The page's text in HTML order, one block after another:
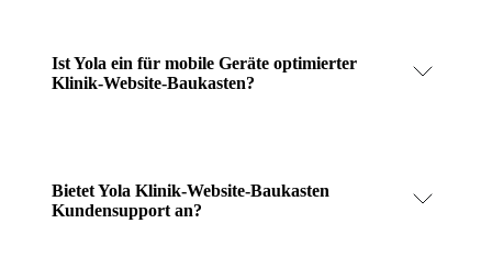
Ist Yola ein für mobile Geräte optimierter
Klinik-Website-Baukasten?
Bietet Yola Klinik-Website-Baukasten
Kundensupport an?